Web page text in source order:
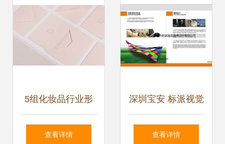
5组化妆品行业形
象设计展示 企业形
查看详情
深圳宝安 标派视觉
设计重塑品牌形
查看详情